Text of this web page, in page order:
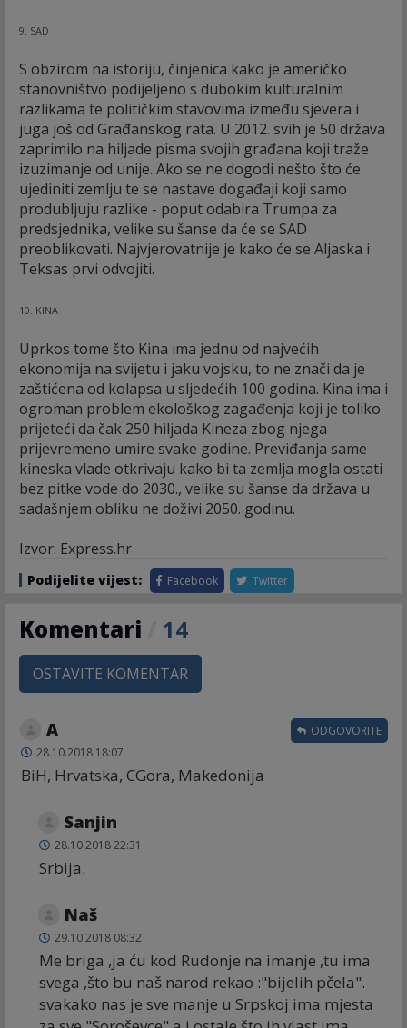
9. SAD
S obzirom na istoriju, činjenica kako je američko
stanovništvo podijeljeno s dubokim kulturalnim
razlikama te političkim stavovima između sjevera i
juga još od Građanskog rata. U 2012. svih je 50 država
zaprimilo na hiljade pisma svojih građana koji traže
izuzimanje od unije. Ako se ne dogodi nešto što će
ujediniti zemlju te se nastave događaji koji samo
produbljuju razlike - poput odabira Trumpa za
predsjednika, velike su šanse da će se SAD
preoblikovati. Najvjerovatnije je kako će se Aljaska i
Teksas prvi odvojiti.
10. KINA
Uprkos tome što Kina ima jednu od najvećih
ekonomija na svijetu i jaku vojsku, to ne znači da je
zaštićena od kolapsa u sljedećih 100 godina. Kina ima i
ogroman problem ekološkog zagađenja koji je toliko
prijeteći da čak 250 hiljada Kineza zbog njega
prijevremeno umire svake godine. Previđanja same
kineska vlade otkrivaju kako bi ta zemlja mogla ostati
bez pitke vode do 2030., velike su šanse da država u
sadašnjem obliku ne doživi 2050. godinu.
Izvor: Express.hr
Podijelite vijest: Facebook Twitter
Komentari 14
OSTAVITE KOMENTAR
A
28.10.2018 18:07
BiH, Hrvatska, CGora, Makedonija
ODGOVORITE
Sanjin
28.10.2018 22:31
Srbija.
Naš
29.10.2018 08:32
Me briga ,ja ću kod Rudonje na imanje ,tu ima
svega ,što bu naš narod rekao :"bijelih pčela".
svakako nas je sve manje u Srpskoj ima mjesta